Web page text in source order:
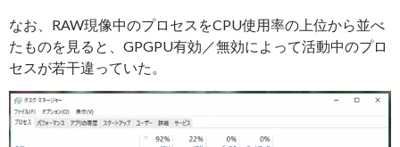
なお、RAW現像中のプロセスをCPU使用率の上位から並べ
たものを見ると、GPGPU有効／無効によって活動中のプロ
セスが若干違っていた。